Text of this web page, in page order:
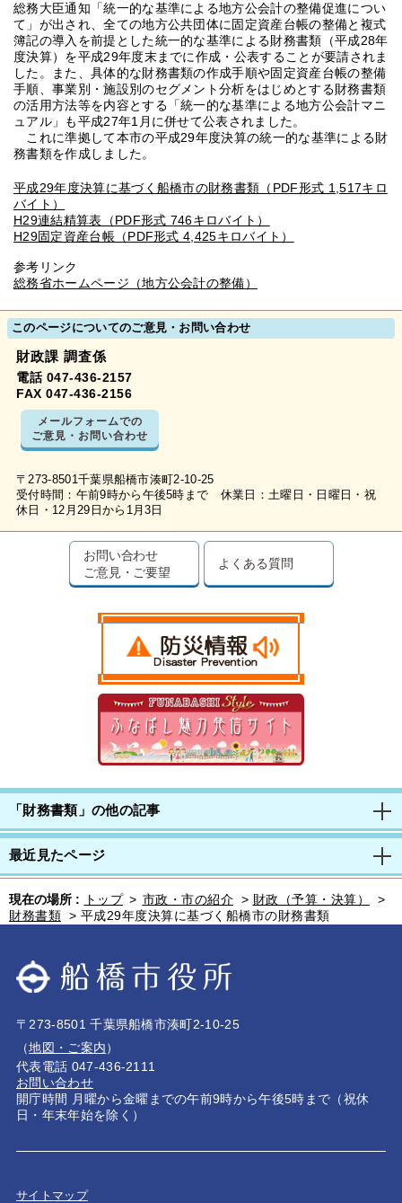
総務大臣通知「統一的な基準による地方公会計の整備促進につい
て」が出され、全ての地方公共団体に固定資産台帳の整備と複式
簿記の導入を前提とした統一的な基準による財務書類（平成28年
度決算）を平成29年度末までに作成・公表することが要請されま
した。また、具体的な財務書類の作成手順や固定資産台帳の整備
手順、事業別・施設別のセグメント分析をはじめとする財務書類
の活用方法等を内容とする「統一的な基準による地方公会計マニ
ュアル」も平成27年1月に併せて公表されました。
これに準拠して本市の平成29年度決算の統一的な基準による財
務書類を作成しました。
平成29年度決算に基づく船橋市の財務書類（PDF形式 1,517キロ
バイト）
H29連結精算表（PDF形式 746キロバイト）
H29固定資産台帳（PDF形式 4,425キロバイト）
参考リンク
総務省ホームページ（地方公会計の整備）
このページについてのご意見・お問い合わせ
財政課 調査係
電話 047-436-2157
FAX 047-436-2156
メールフォームでの
ご意見・お問い合わせ
〒273-8501千葉県船橋市湊町2-10-25
受付時間：午前9時から午後5時まで 休業日：土曜日・日曜日・祝
休日・12月29日から1月3日
お問い合わせ
ご意見・ご要望
よくある質問
「財務書類」の他の記事
最近見たページ
現在の場所 : トップ > 市政・市の紹介 > 財政（予算・決算）
>
財務書類 > 平成29年度決算に基づく船橋市の財務書類
〒273-8501 千葉県船橋市湊町2-10-25
（地図・ご案内）
代表電話 047-436-2111
お問い合わせ
開庁時間 月曜から金曜までの午前9時から午後5時まで（祝休
日・年末年始を除く）
サイトマップ